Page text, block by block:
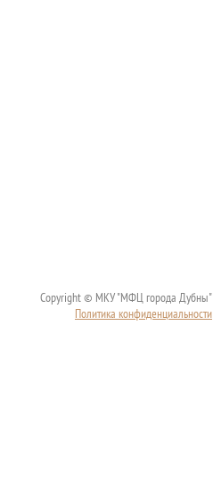
Copyright © МКУ "МФЦ города Дубны"
Политика конфиденциальности